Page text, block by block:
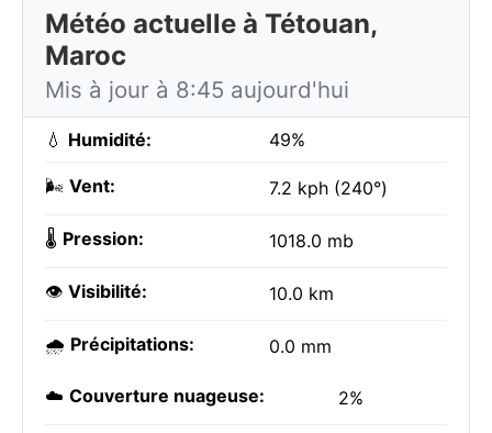
Météo actuelle à Tétouan,
Maroc
Mis à jour à 8:45 aujourd'hui
💧 Humidité: 49%
🌬️ Vent: 7.2 kph (240°)
🌡️ Pression: 1018.0 mb
👁️ Visibilité: 10.0 km
🌧️ Précipitations: 0.0 mm
☁️ Couverture nuageuse: 2%